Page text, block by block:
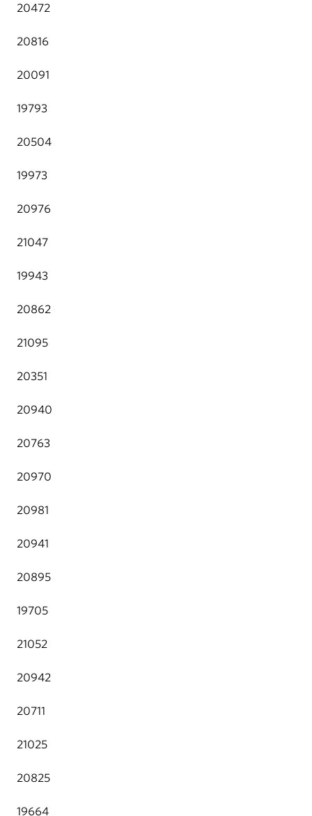
20472
20816
20091
19793
20504
19973
20976
21047
19943
20862
21095
20351
20940
20763
20970
20981
20941
20895
19705
21052
20942
20711
21025
20825
19664